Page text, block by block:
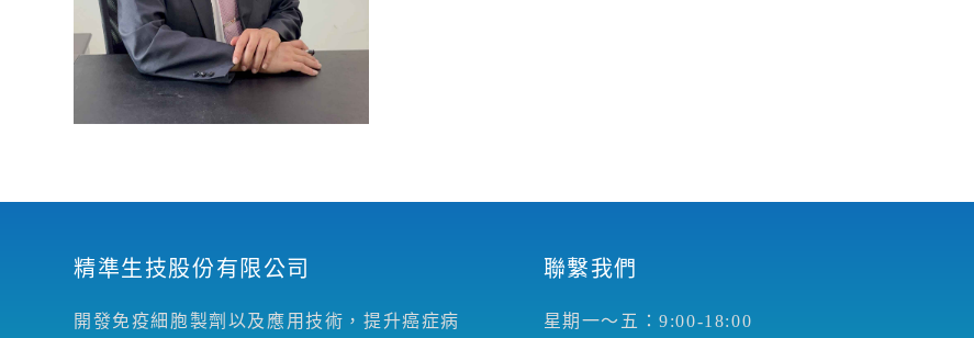
精準生技股份有限公司
開發免疫細胞製劑以及應用技術，提升癌症病
聯繫我們
星期一～五：9:00-18:00